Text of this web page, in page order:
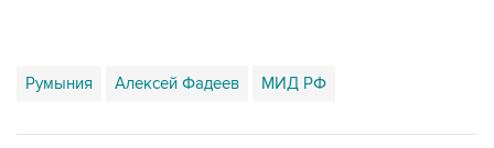
Румыния Алексей Фадеев МИД РФ